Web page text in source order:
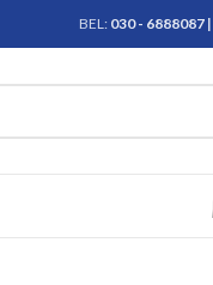
BEL: 030 - 6888087 |